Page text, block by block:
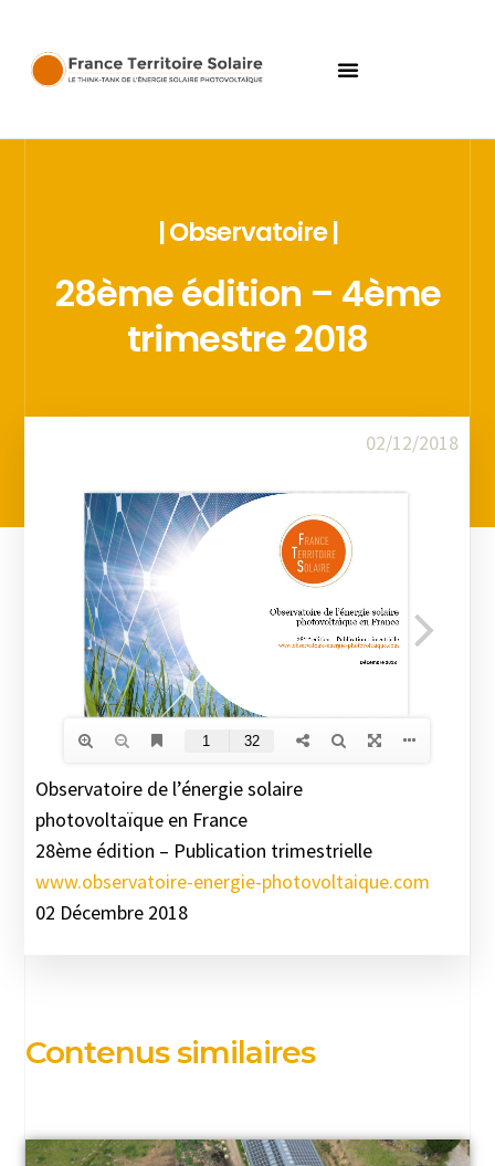
| Observatoire |
28ème édition – 4ème
trimestre 2018
02/12/2018
Observatoire de l’énergie solaire
photovoltaïque en France
28ème édition – Publication trimestrielle
www.observatoire-energie-photovoltaique.com
02 Décembre 2018
Contenus similaires